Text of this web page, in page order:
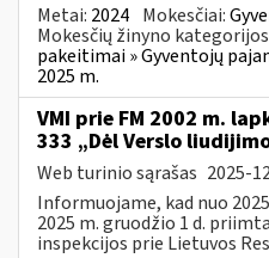
Metai: 2024 Mokesčiai:
Mokesčių žinyno
pakeitimai » Gyventojų
2025 m.
VMI prie FM 2002 m.
333 „Dėl Verslo
Web turinio sąrašas 2025-
Informuojame, kad nuo
2025 m. gruodžio 1 d.
inspekcijos prie Lietuvos